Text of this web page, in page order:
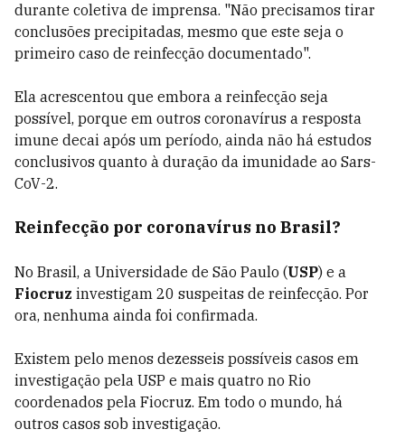
durante coletiva de imprensa. "Não precisamos tirar
conclusões precipitadas, mesmo que este seja o
primeiro caso de reinfecção documentado".
Ela acrescentou que embora a reinfecção seja
possível, porque em outros coronavírus a resposta
imune decai após um período, ainda não há estudos
conclusivos quanto à duração da imunidade ao Sars-
CoV-2.
Reinfecção por coronavírus no Brasil?
No Brasil, a Universidade de São Paulo (USP) e a
Fiocruz investigam 20 suspeitas de reinfecção. Por
ora, nenhuma ainda foi confirmada.
Existem pelo menos dezesseis possíveis casos em
investigação pela USP e mais quatro no Rio
coordenados pela Fiocruz. Em todo o mundo, há
outros casos sob investigação.